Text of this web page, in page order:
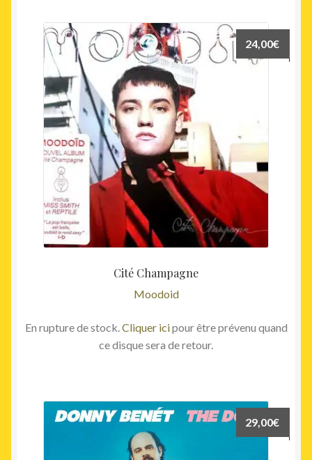
Cité Champagne
Moodoid
24,00€
En rupture de stock.Cliquer icipour être prévenu quand
ce disque sera de retour.
29,00€